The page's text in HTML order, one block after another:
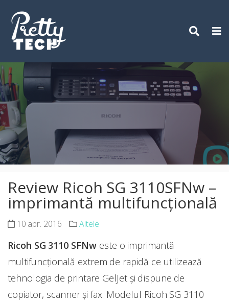
content
Review Ricoh SG 3110SFNw –
imprimantă multifuncțională
10 apr. 2016 Altele
Ricoh SG 3110 SFNw este o imprimantă
multifuncțională extrem de rapidă ce utilizează
tehnologia de printare GelJet și dispune de
copiator, scanner și fax. Modelul Ricoh SG 3110